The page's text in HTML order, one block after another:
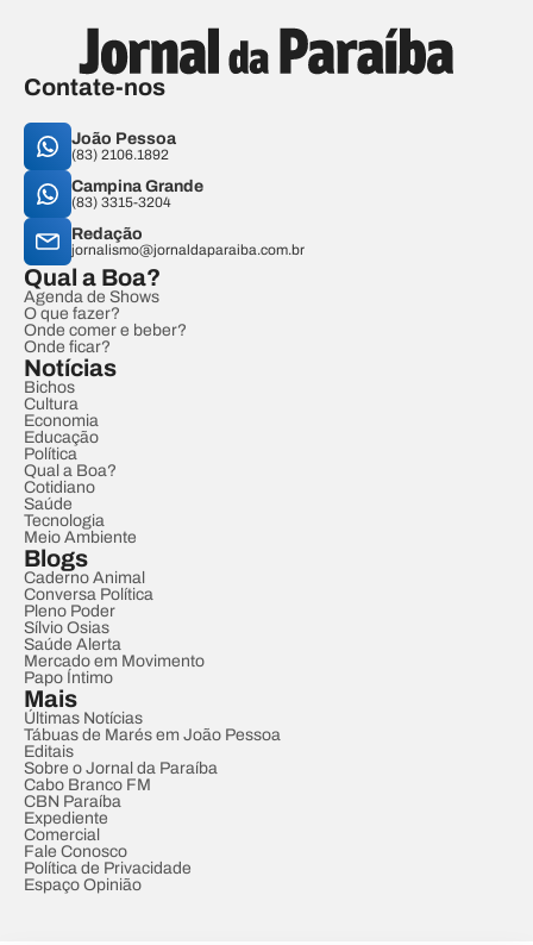
Contate-nos
João Pessoa
(83) 2106.1892
Campina Grande
(83) 3315-3204
Redação
jornalismo@jornaldaparaiba.com.br
Qual a Boa?
Agenda de Shows
O que fazer?
Onde comer e beber?
Onde ficar?
Notícias
Bichos
Cultura
Economia
Educação
Política
Qual a Boa?
Cotidiano
Saúde
Tecnologia
Meio Ambiente
Blogs
Caderno Animal
Conversa Política
Pleno Poder
Sílvio Osias
Saúde Alerta
Mercado em Movimento
Papo Íntimo
Mais
Últimas Notícias
Tábuas de Marés em João Pessoa
Editais
Sobre o Jornal da Paraíba
Cabo Branco FM
CBN Paraíba
Expediente
Comercial
Fale Conosco
Política de Privacidade
Espaço Opinião